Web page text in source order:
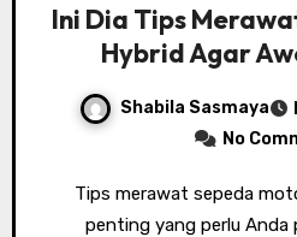
Ini Dia Tips
Hybrid Agar
Shabila Sasmaya
No
Tips merawat sepeda motor hybrid menjadi hal
penting yang perlu Anda